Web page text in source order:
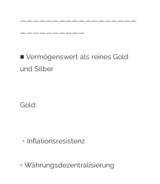
——————————————————
——————————
■ Vermögenswert als reines Gold
und Silber
Gold:
・Inflationsresistenz
• Währungsdezentralisierung